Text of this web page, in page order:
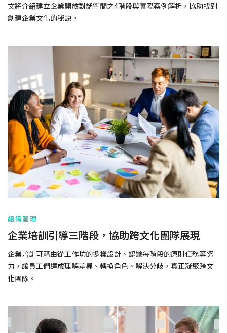
文將介紹建立企業開放對話空間之4階段與實際案例解析，協助找到
創建企業文化的秘訣。
組織管理
企業培訓引導三階段，協助跨文化團隊展現
企業培訓可藉由從工作坊的多樣設計、認識每階段的原則任務等努
力，讓員工們達成理解差異、轉換角色、解決分歧，真正凝聚跨文
化團隊。